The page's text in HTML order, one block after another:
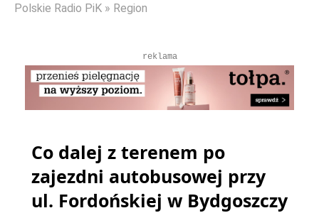
Polskie Radio PiK Region
reklama
Co dalej z terenem po
zajezdni autobusowej przy
ul. Fordońskiej w Bydgoszczy